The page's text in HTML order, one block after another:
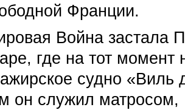
Франции.
Война застала
где на тот момент
судно
он служил